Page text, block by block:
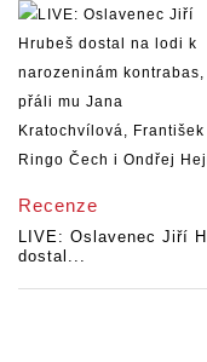
Recenze
LIVE: Oslavenec Jiří
dostal...